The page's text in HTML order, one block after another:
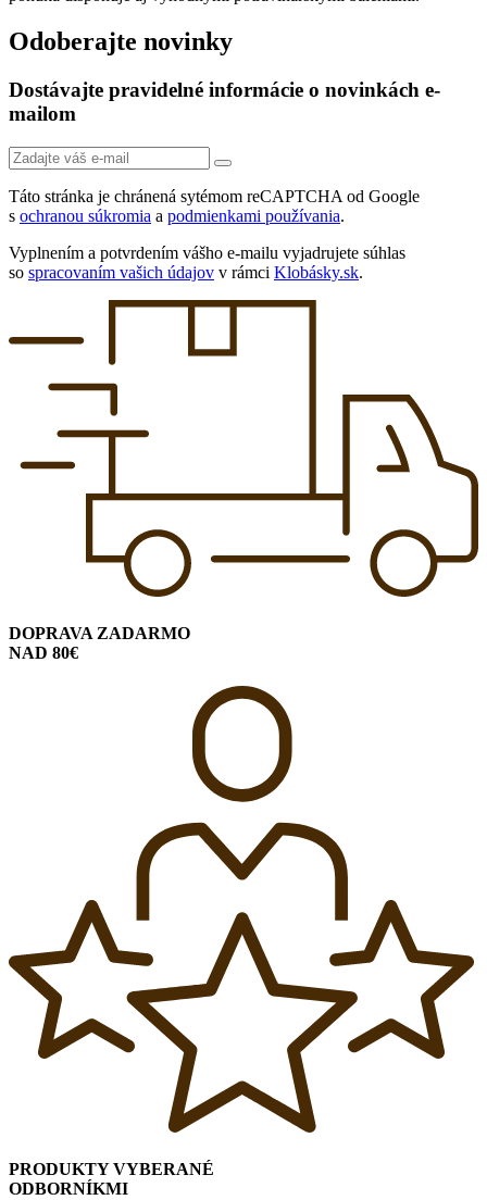
Odoberajte novinky
Dostávajte pravidelné informácie o novinkách e-
mailom
Táto stránka je chránená sytémom reCAPTCHA od Google
s ochranou súkromia a podmienkami používania.
Vyplnením a potvrdením vášho e-mailu vyjadrujete súhlas
so spracovaním vašich údajov v rámci Klobásky.sk.
DOPRAVA ZADARMO
NAD 80€
PRODUKTY VYBERANÉ
ODBORNÍKMI